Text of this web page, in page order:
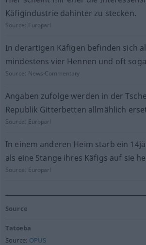
Käfigindustrie dahinter zu stecken.
Source: Europarl
In derartigen Käfigen befinden sich
mindestens vier Hennen und oft
Source: News-Commentary
Angaben zufolge werden in der
Republik Gitterbetten allmählich
Source: Europarl
In einem anderen Heim starb ein
als eine Stange ihres Käfigs auf sie
Source: Europarl
Source
Tatoeba
Source: OPUS